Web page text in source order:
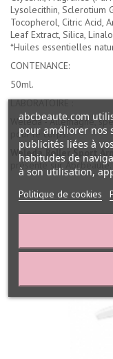
Lysolecithin, Sclerotium
Tocopherol, Citric Acid,
Leaf Extract, Silica,
*Huiles essentielles
CONTENANCE:
50ml.
LABORATOIRE :
Weleda - Allemagne,
pour le corps.
Weleda Roller Sport
présenté sur Abcbeauté.
30
abcbeaute.com
pour améliorer nos
publicités liées à
habitudes de
à son utilisation,
Politique de cookies